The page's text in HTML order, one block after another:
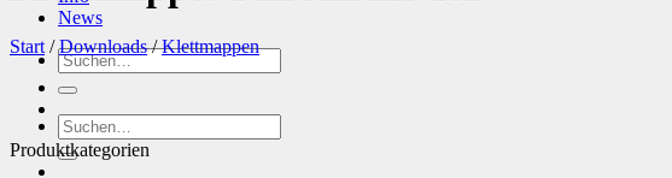
News
Suchen
nach:
Suchen
nach:
Start / Downloads / Klettmappen
Produktkategorien